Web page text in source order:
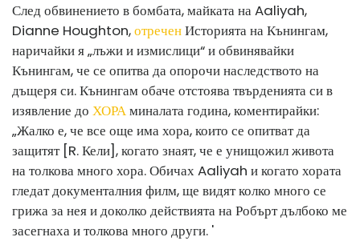
След обвинението в бомбата, майката на Aaliyah,
Dianne Houghton,отреченИсторията на Кънингам,
наричайки я „лъжи и измислици“ и обвинявайки
Кънингам, че се опитва да опорочи наследството на
дъщеря си. Кънингам обаче отстоява твърденията си в
изявление до ХОРАминалата година, коментирайки:
„Жалко е, че все още има хора, които се опитват да
защитят [R. Кели], когато знаят, че е унищожил живота
на толкова много хора. Обичах Aaliyah и когато хората
гледат документалния филм, ще видят колко много се
грижа за нея и доколко действията на Робърт дълбоко ме
засегнаха и толкова много други. '